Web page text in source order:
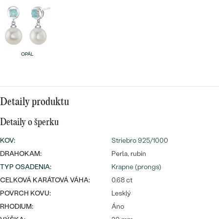
Najpredávanejšie
obrúčky
DRAHOKAM
PODĽA MATERIÁLU
PLATINA
STRIEBRO
S DRAHOKAMAMI
S LAB GROWN DIAMANTMI
PODĽA ŠTÝLU
PERSONALIZOVANÉ
MINIMALISTICKÉ
PODĽA PRÍLEŽITOSTI
PODĽA FARBY
CENOVO DOSTUPNÉ
LUXUSNÉ
LUXUSNÉ
OPÁL
Detaily produktu
Detaily o šperku
KOV:
Striebro 925/1000
DRAHOKAM:
Perla, rubín
TYP OSADENIA:
Krapne (prongs)
CELKOVÁ KARÁTOVÁ VÁHA:
0.68 ct
POVRCH KOVU:
Lesklý
RHODIUM:
Áno